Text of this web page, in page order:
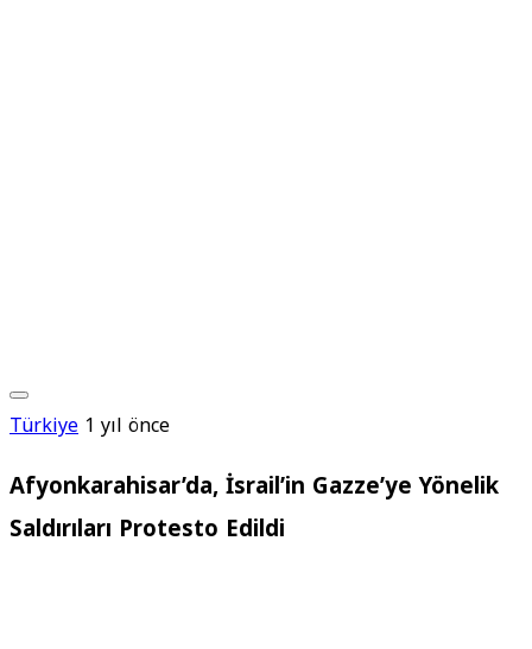
Türkiye 1 yıl önce
Afyonkarahisar’da, İsrail’in Gazze’ye Yönelik
Saldırıları Protesto Edildi